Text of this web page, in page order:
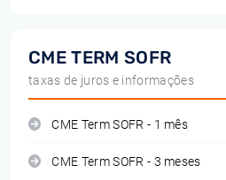
CME TERM SOFR
taxas de juros e informações
CME Term SOFR - 1 mês
CME Term SOFR - 3 meses